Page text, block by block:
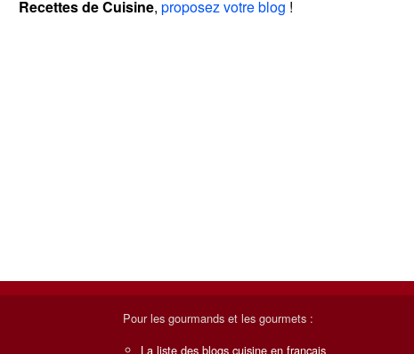
Recettes de Cuisine,proposez votre blog !
Pour les gourmands et les gourmets :
La liste des blogs cuisine en français